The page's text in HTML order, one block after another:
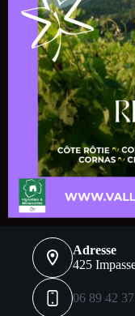
Adresse
425
06 89 42